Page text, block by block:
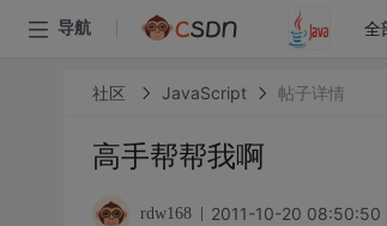
导航 全
社区 JavaScript 帖子详情
高手帮帮我啊
rdw168 2011-10-20 08:50:50